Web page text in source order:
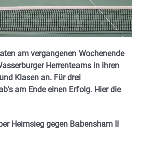
am vergangenen Wochenende
Herrenteams in ihren
Klasen an. Für drei
am Ende einen Erfolg. Hier die
Heimsieg gegen Babensham II